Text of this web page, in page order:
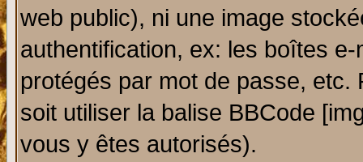
web public), ni une image
authentification, ex: les boîtes
protégés par mot de passe,
soit utiliser la balise BBCode
vous y êtes autorisés).